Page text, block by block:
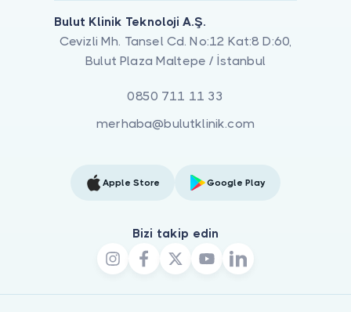
Bulut Klinik Teknoloji A.Ş.
Cevizli Mh. Tansel Cd. No:12 Kat:8 D:60,
Bulut Plaza Maltepe / İstanbul
0850 711 11 33
merhaba@bulutklinik.com
Apple Store Google Play
Bizi takip edin